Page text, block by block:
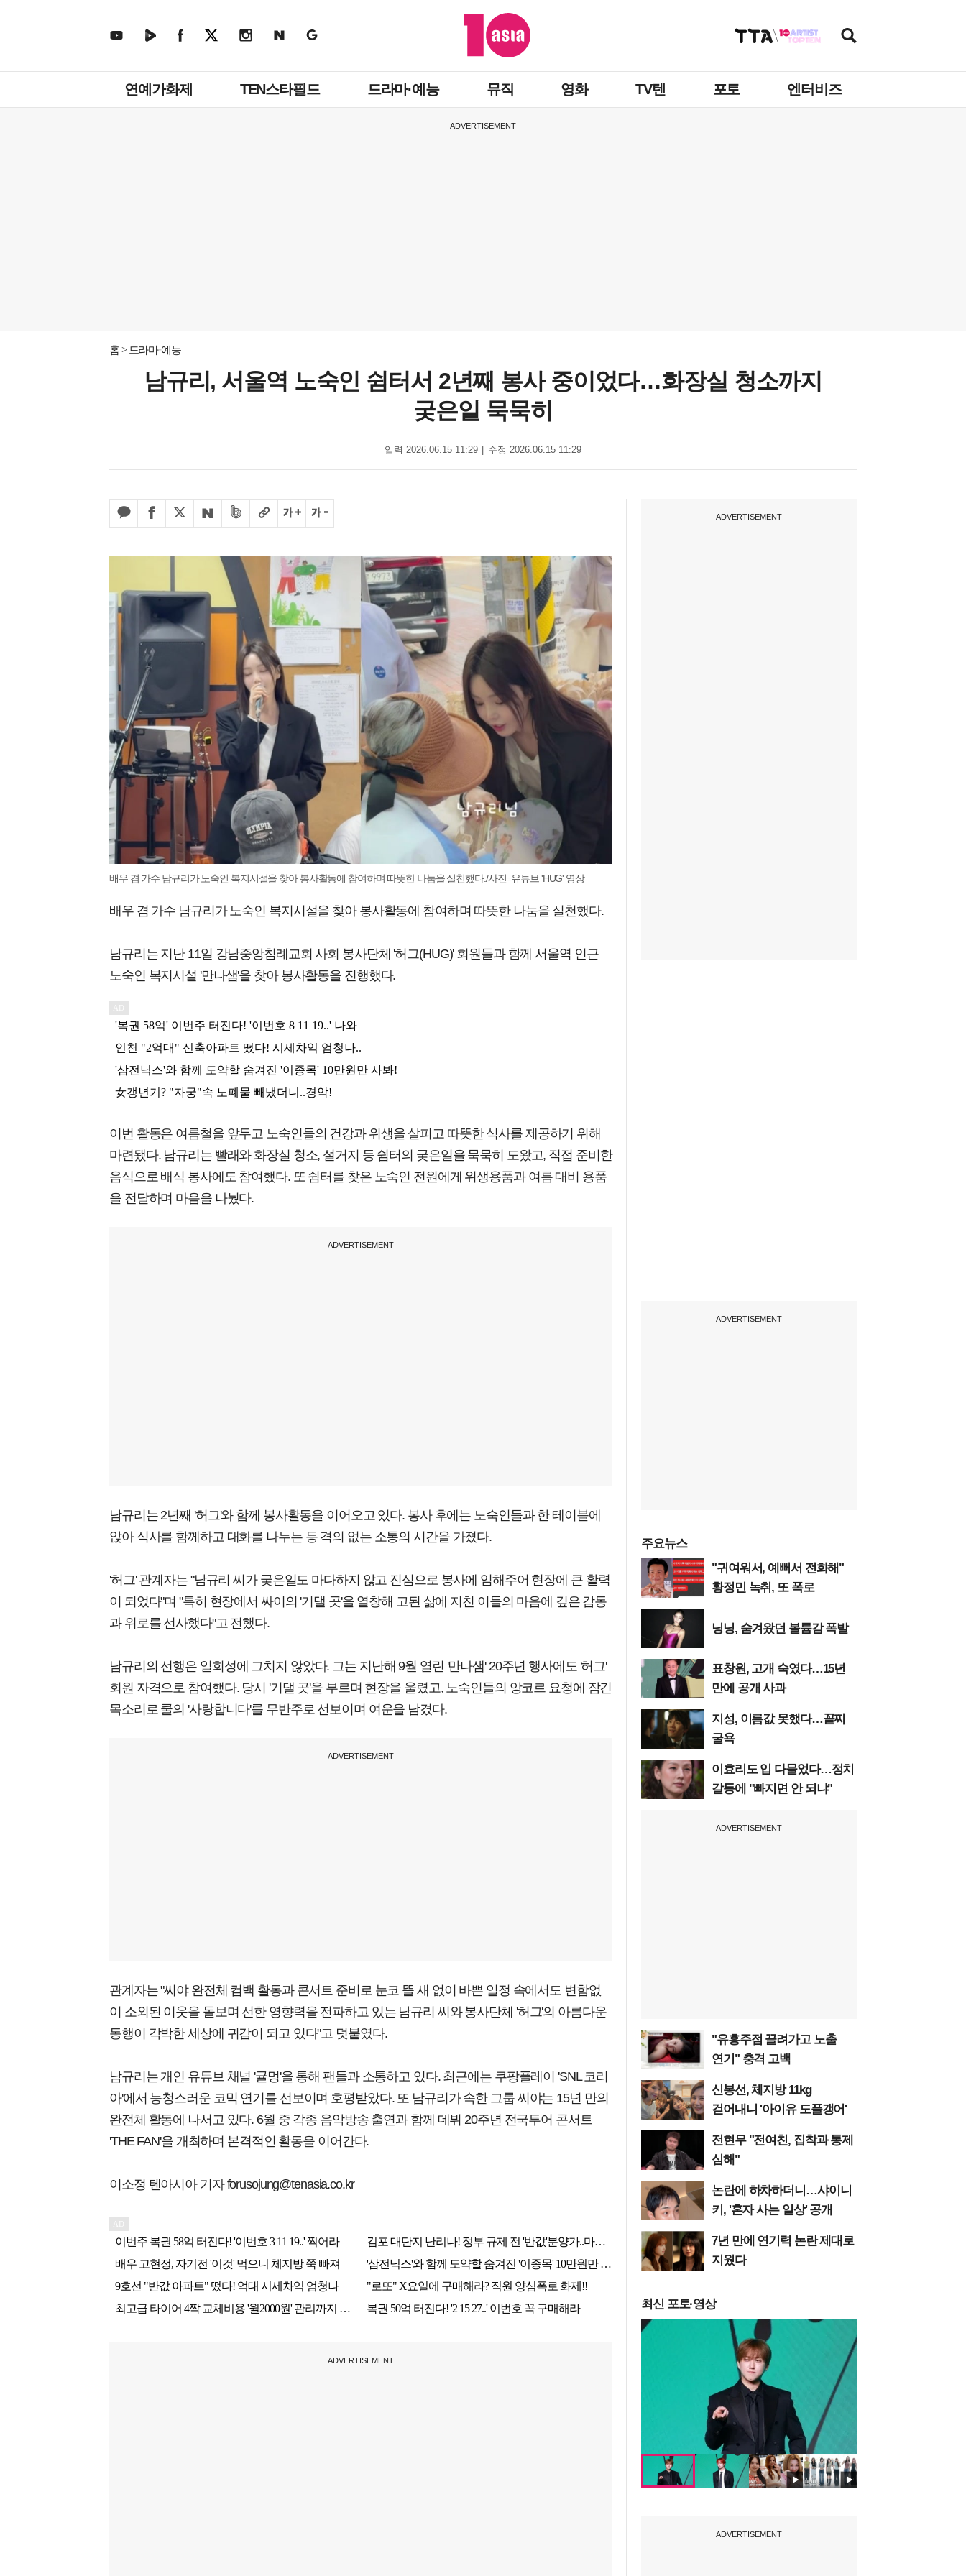
뉴
연예가화제 TEN스타필드 드라마·예능 뮤직 영화 TV텐 포토 엔터비즈
ADVERTISEMENT
홈 드라마·예능
남규리, 서울역 노숙인 쉼터서 2년째 봉사 중이었다…화장실 청소까지
궂은일 묵묵히
입력 2026.06.15 11:29 수정 2026.06.15 11:29
배우 겸 가수 남규리가 노숙인 복지시설을 찾아 봉사활동에 참여하며 따뜻한 나눔을 실천했다./사진=유튜브 'HUG' 영상
배우 겸 가수 남규리가 노숙인 복지시설을 찾아 봉사활동에 참여하며 따뜻한 나눔을 실천했다.
남규리는 지난 11일 강남중앙침례교회 사회 봉사단체 '허그(HUG)' 회원들과 함께 서울역 인근
노숙인 복지시설 '만나샘'을 찾아 봉사활동을 진행했다.
이번 활동은 여름철을 앞두고 노숙인들의 건강과 위생을 살피고 따뜻한 식사를 제공하기 위해
마련됐다. 남규리는 빨래와 화장실 청소, 설거지 등 쉼터의 궂은일을 묵묵히 도왔고, 직접 준비한
음식으로 배식 봉사에도 참여했다. 또 쉼터를 찾은 노숙인 전원에게 위생용품과 여름 대비 용품
을 전달하며 마음을 나눴다.
ADVERTISEMENT
남규리는 2년째 '허그'와 함께 봉사활동을 이어오고 있다. 봉사 후에는 노숙인들과 한 테이블에
앉아 식사를 함께하고 대화를 나누는 등 격의 없는 소통의 시간을 가졌다.
'허그' 관계자는 "남규리 씨가 궂은일도 마다하지 않고 진심으로 봉사에 임해주어 현장에 큰 활력
이 되었다"며 "특히 현장에서 싸이의 '기댈 곳'을 열창해 고된 삶에 지친 이들의 마음에 깊은 감동
과 위로를 선사했다"고 전했다.
남규리의 선행은 일회성에 그치지 않았다. 그는 지난해 9월 열린 '만나샘' 20주년 행사에도 '허그'
회원 자격으로 참여했다. 당시 '기댈 곳'을 부르며 현장을 울렸고, 노숙인들의 앙코르 요청에 잠긴
목소리로 쿨의 '사랑합니다'를 무반주로 선보이며 여운을 남겼다.
ADVERTISEMENT
관계자는 "씨야 완전체 컴백 활동과 콘서트 준비로 눈코 뜰 새 없이 바쁜 일정 속에서도 변함없
이 소외된 이웃을 돌보며 선한 영향력을 전파하고 있는 남규리 씨와 봉사단체 '허그'의 아름다운
동행이 각박한 세상에 귀감이 되고 있다"고 덧붙였다.
남규리는 개인 유튜브 채널 '귤멍'을 통해 팬들과 소통하고 있다. 최근에는 쿠팡플레이 'SNL 코리
아'에서 능청스러운 코믹 연기를 선보이며 호평받았다. 또 남규리가 속한 그룹 씨야는 15년 만의
완전체 활동에 나서고 있다. 6월 중 각종 음악방송 출연과 함께 데뷔 20주년 전국투어 콘서트
'THE FAN'을 개최하며 본격적인 활동을 이어간다.
이소정 텐아시아 기자 forusojung@tenasia.co.kr
ADVERTISEMENT
ADVERTISEMENT
ADVERTISEMENT
주요뉴스
"귀여워서, 예뻐서 전화해"
황정민 녹취, 또 폭로
닝닝, 숨겨왔던 볼륨감 폭발
표창원, 고개 숙였다…15년
만에 공개 사과
지성, 이름값 못했다…꼴찌
굴욕
이효리도 입 다물었다…정치
갈등에 "빠지면 안 되냐"
ADVERTISEMENT
"유흥주점 끌려가고 노출
연기" 충격 고백
신봉선, 체지방 11kg
걷어내니 '아이유 도플갱어'
전현무 "전여친, 집착과 통제
심해"
논란에 하차하더니…샤이니
키, '혼자 사는 일상' 공개
7년 만에 연기력 논란 제대로
지웠다
최신 포토·영상
ADVERTISEMENT